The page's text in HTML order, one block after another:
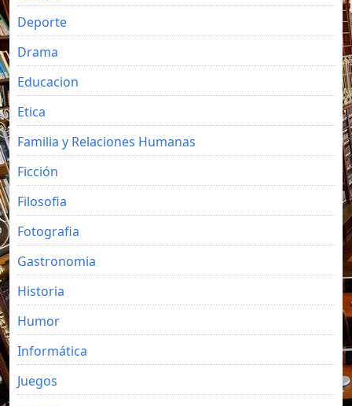
Deporte
Drama
Educacion
Etica
Familia y Relaciones Humanas
Ficción
Filosofia
Fotografia
Gastronomia
Historia
Humor
Informática
Juegos